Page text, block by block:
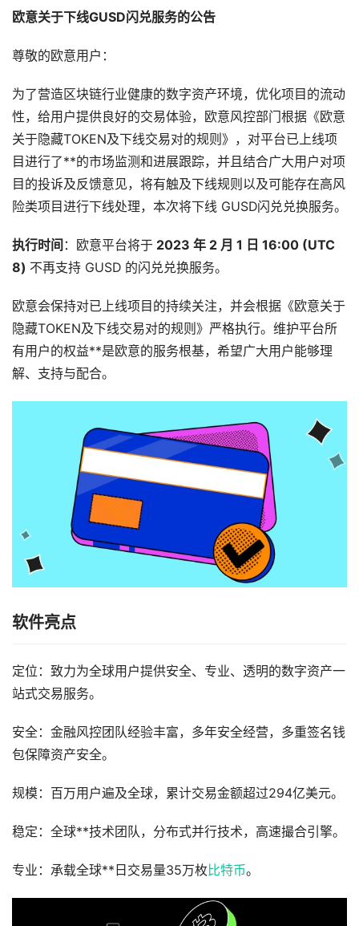
欧意关于下线GUSD闪兑服务的公告
尊敬的欧意用户：
为了营造区块链行业健康的数字资产环境，优化项目的流动
性，给用户提供良好的交易体验，欧意风控部门根据《欧意
关于隐藏TOKEN及下线交易对的规则》，对平台已上线项
目进行了**的市场监测和进展跟踪，并且结合广大用户对项
目的投诉及反馈意见，将有触及下线规则以及可能存在高风
险类项目进行下线处理，本次将下线 GUSD闪兑兑换服务。
执行时间 ：欧意平台将于 2023 年 2 月 1 日 16:00 (UTC
8) 不再支持 GUSD 的闪兑兑换服务。
欧意会保持对已上线项目的持续关注，并会根据《欧意关于
隐藏TOKEN及下线交易对的规则》严格执行。维护平台所
有用户的权益**是欧意的服务根基，希望广大用户能够理
解、支持与配合。
软件亮点
定位：致力为全球用户提供安全、专业、透明的数字资产一
站式交易服务。
安全：金融风控团队经验丰富，多年安全经营，多重签名钱
包保障资产安全。
规模：百万用户遍及全球，累计交易金额超过294亿美元。
稳定：全球**技术团队，分布式并行技术，高速撮合引擎。
专业：承载全球**日交易量35万枚比特币。